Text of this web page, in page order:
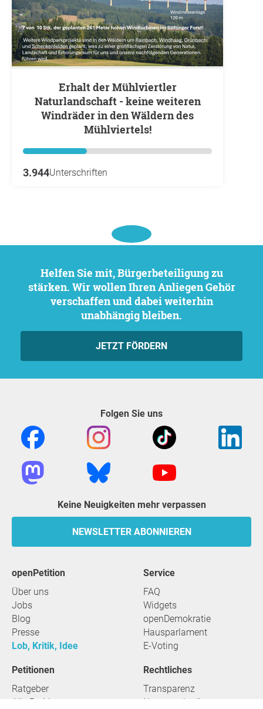
Erhalt der Mühlviertler
Naturlandschaft - keine weiteren
Windräder in den Wäldern des
Mühlviertels!
3.944Unterschriften
Helfen Sie mit, Bürgerbeteiligung zu
stärken. Wir wollen Ihren Anliegen Gehör
verschaffen und dabei weiterhin
unabhängig bleiben.
JETZT FÖRDERN
Folgen Sie uns
Keine Neuigkeiten mehr verpassen
NEWSLETTER ABONNIEREN
openPetition
Über uns
Jobs
Blog
Presse
Lob, Kritik, Idee
Service
FAQ
Widgets
openDemokratie
Hausparlament
E-Voting
Petitionen
Ratgeber
Alle Petitionen
Rechtliches
Transparenz
Nutzungsbedingungen